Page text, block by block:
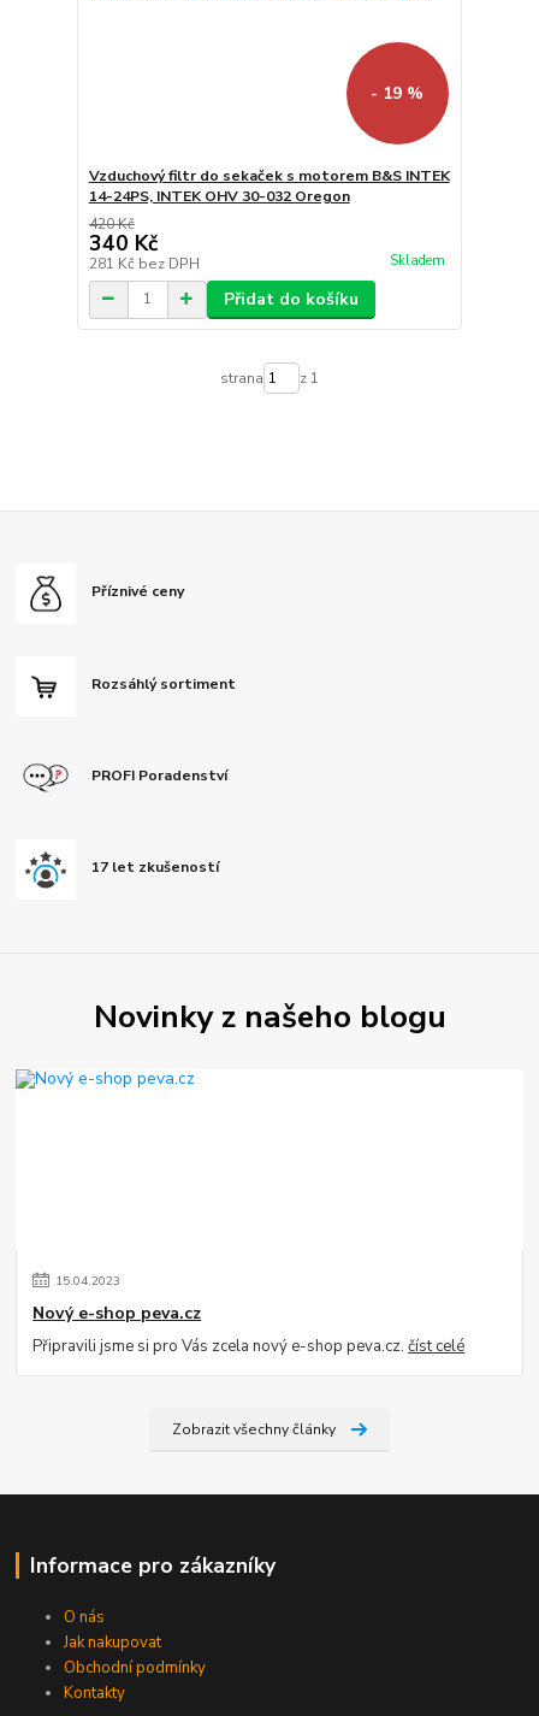
- 19 %
Vzduchový filtr do sekaček s motorem B&S INTEK
14-24PS, INTEK OHV 30-032 Oregon
420 Kč
340 Kč
281 Kč bez DPH Skladem
Přidat do košíku
strana z 1
Příznivé ceny
Rozsáhlý sortiment
PROFI Poradenství
17 let zkušeností
Novinky z našeho blogu
15.04.2023
Nový e-shop peva.cz
Připravili jsme si pro Vás zcela nový e-shop peva.cz.číst celé
Zobrazit všechny články
Informace pro zákazníky
O nás
Jak nakupovat
Obchodní podmínky
Kontakty